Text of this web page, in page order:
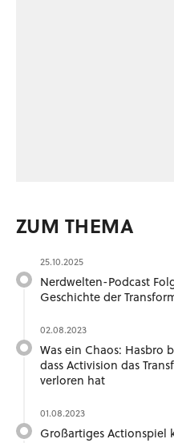
ZUM THEMA
25.10.2025
Nerdwelten-Podcast
Geschichte der
02.08.2023
Was ein Chaos: Hasbro
dass Activision das
verloren hat
01.08.2023
Großartiges Actionspiel